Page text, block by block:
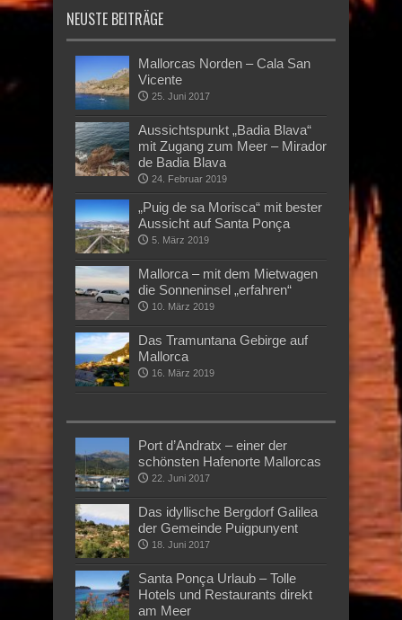
NEUSTE BEITRÄGE
Mallorcas Norden – Cala San
Vicente
25. Juni 2017
Aussichtspunkt „Badia Blava“
mit Zugang zum Meer – Mirador
de Badia Blava
24. Februar 2019
„Puig de sa Morisca“ mit bester
Aussicht auf Santa Ponça
5. März 2019
Mallorca – mit dem Mietwagen
die Sonneninsel „erfahren“
10. März 2019
Das Tramuntana Gebirge auf
Mallorca
16. März 2019
Port d’Andratx – einer der
schönsten Hafenorte Mallorcas
22. Juni 2017
Das idyllische Bergdorf Galilea
der Gemeinde Puigpunyent
18. Juni 2017
Santa Ponça Urlaub – Tolle
Hotels und Restaurants direkt
am Meer